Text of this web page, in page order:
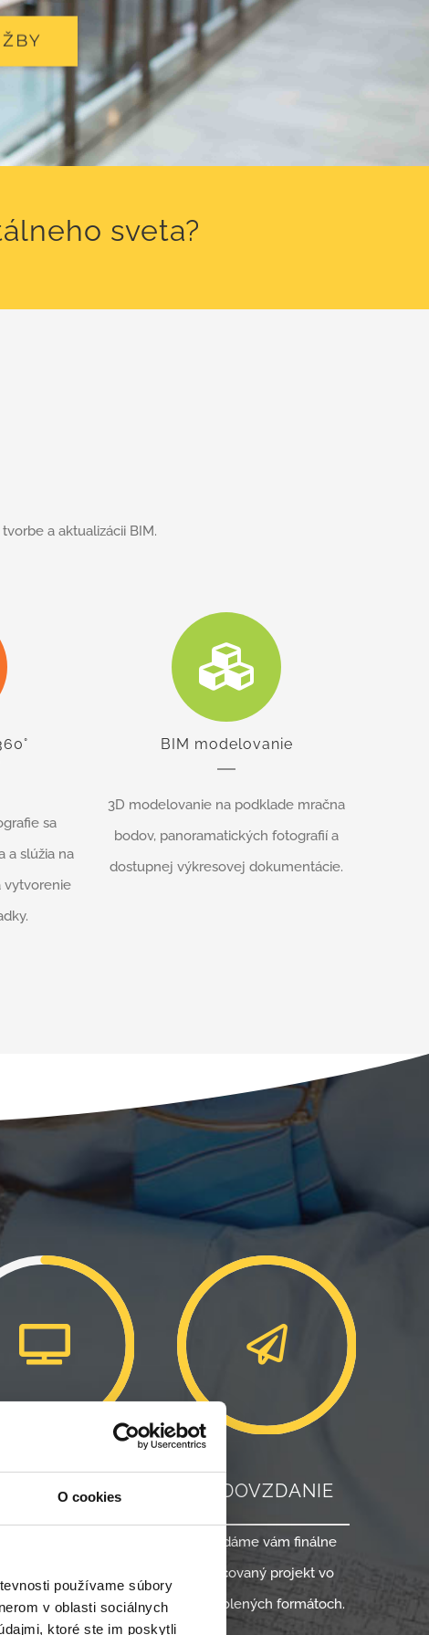
O cookies
používame súbory
v oblasti sociálnych
ktoré ste im poskytli
sveta?
a aktualizácii BIM.
sa
a slúžia na
vytvorenie
BIM modelovanie
3D modelovanie na podklade mračna
bodov, panoramatických fotografií a
dostupnej výkresovej dokumentácie.
bodov,
5. ODOVZDANIE
Odovzdáme vám finálne
vypracovaný projekt vo
vami zvolených formátoch.